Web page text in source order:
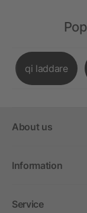
qi laddare
About us
Information
Service